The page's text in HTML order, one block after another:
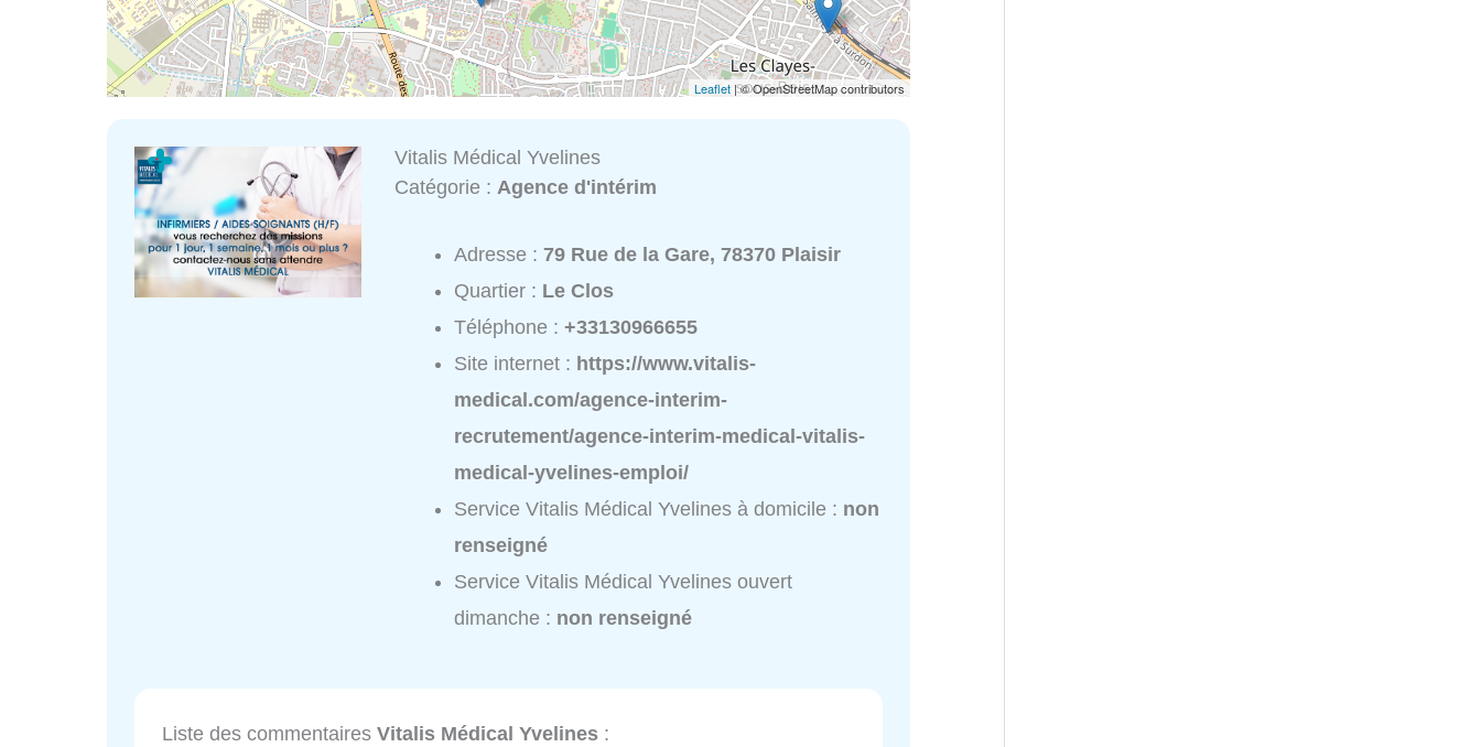
Leaflet | © OpenStreetMap contributors
Vitalis Médical Yvelines
Catégorie : Agence d'intérim
Adresse :79 Rue de la Gare, 78370 Plaisir
Quartier : Le Clos
Téléphone :+33130966655
Site internet : https://www.vitalis-
medical.com/agence-interim-
recrutement/agence-interim-medical-vitalis-
medical-yvelines-emploi/
Service Vitalis Médical Yvelines à domicile : non
renseigné
Service Vitalis Médical Yvelines ouvert
dimanche : non renseigné
Liste des commentaires Vitalis Médical Yvelines :